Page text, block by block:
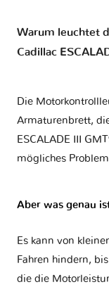
Warum leuchtet
Cadillac
Die
Armaturenbrett,
ESCALADE III
mögliches
Aber was genau
Es kann von
Fahren hindern,
die die